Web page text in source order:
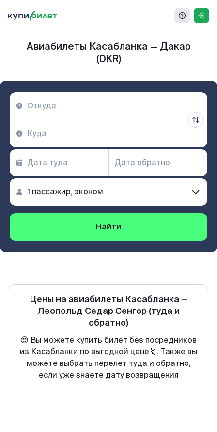
Авиабилеты Касабланка — Дакар
(DKR)
Найти
Цены на авиабилеты Касабланка—
Леопольд Седар Сенгор (туда и
обратно)
😍 Вы можете купить билет без посредников
из Касабланки по выгодной цене🙌. Также вы
можете выбрать перелет туда и обратно,
если уже знаете дату возвращения